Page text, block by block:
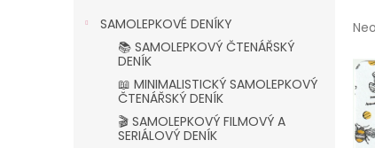
SAMOLEPKOVÉ DENÍKY
📚 SAMOLEPKOVÝ ČTENÁŘSKÝ
DENÍK
📖 MINIMALISTICKÝ SAMOLEPKOVÝ
ČTENÁŘSKÝ DENÍK
🎬 SAMOLEPKOVÝ FILMOVÝ A
SERIÁLOVÝ DENÍK
0,0
5